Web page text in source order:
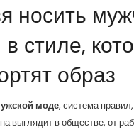
носить
стиле,
образ
моде, система
выглядит в обществе, от